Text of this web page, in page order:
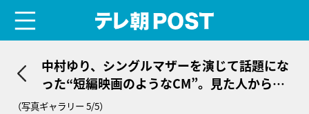
中村ゆり、シングルマザーを演じて話題にな
った“短編映画のようなCM”。見た人からは
嬉しい報告「みんな涙を流しているの」
（写真ギャラリー 5/5）